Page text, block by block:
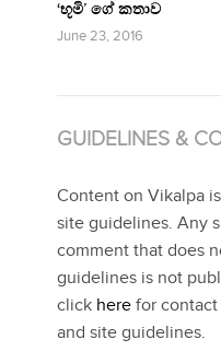
‘භූමි’ ගේ කතාව
June 23, 2016
GUIDELINES &
Content on Vikalpa
site guidelines. Any
comment that does
guidelines is not
click here for
and site guidelines.